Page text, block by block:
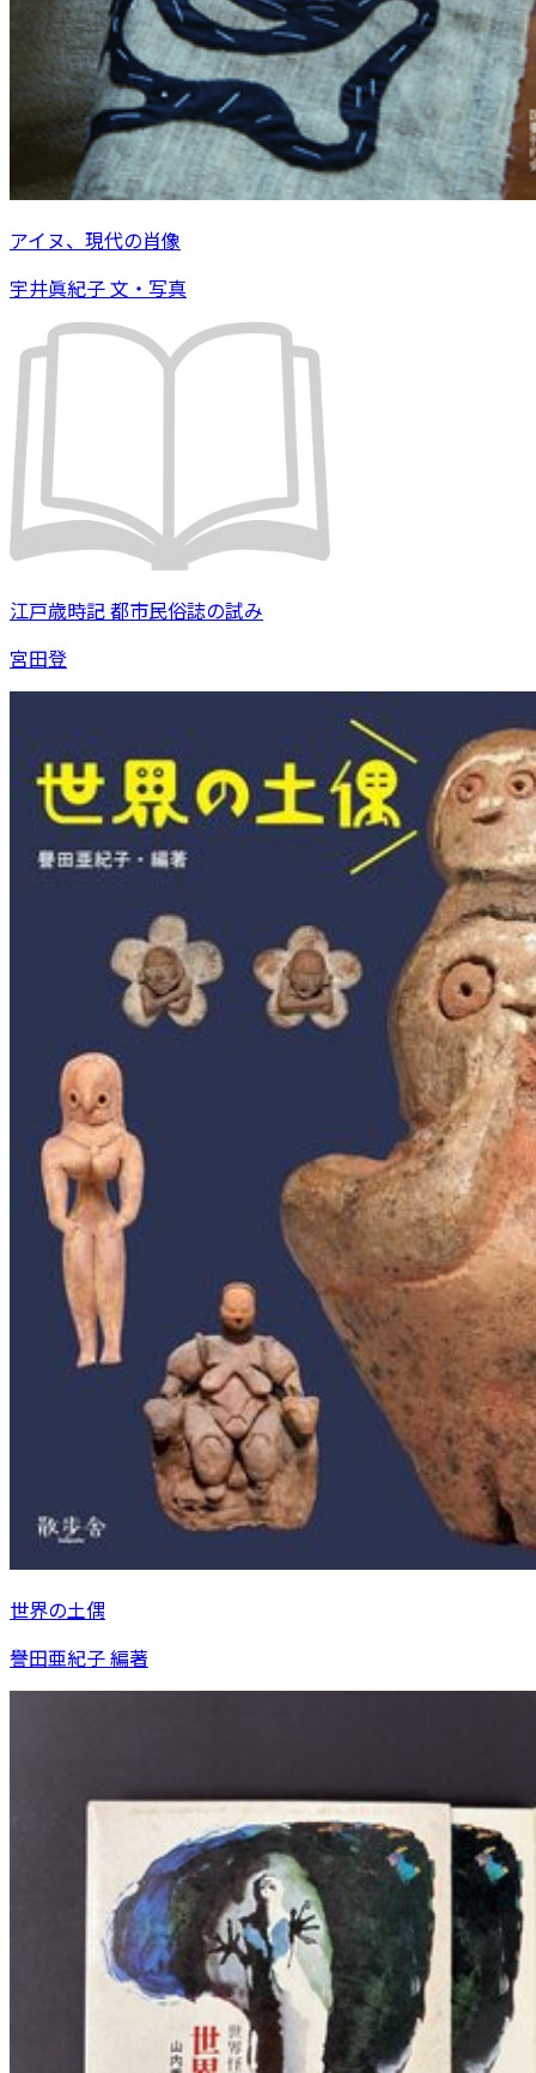
アイヌ、現代の肖像
宇井眞紀子 文・写真
江戸歳時記 都市民俗誌の試み
宮田登
世界の土偶
譽田亜紀子 編著